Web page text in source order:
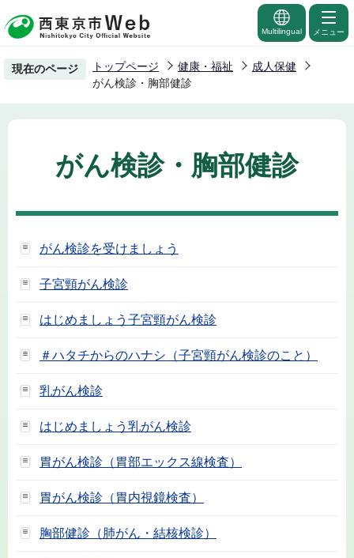
の
ー
Multilingual メニュー
現在のページ トップページ 健康・福祉
成人保健
がん検診・胸部健診
がん検診・胸部健診
がん検診を受けましょう
子宮頸がん検診
はじめましょう子宮頸がん検診
＃ハタチからのハナシ（子宮頸がん検診のこと）
乳がん検診
はじめましょう乳がん検診
胃がん検診（胃部エックス線検査）
胃がん検診（胃内視鏡検査）
胸部健診（肺がん・結核検診）